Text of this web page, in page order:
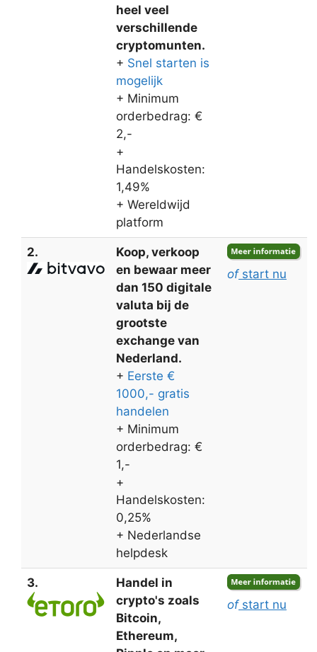
heel veel
verschillende
cryptomunten.
+ Snel starten is
mogelijk
+ Minimum
orderbedrag: €
2,-
+
Handelskosten:
1,49%
+ Wereldwijd
platform
2.
Koop, verkoop
en bewaar meer
dan 150 digitale
valuta bij de
grootste
exchange van
Nederland.
+ Eerste €
1000,- gratis
handelen
+ Minimum
orderbedrag: €
1,-
+
Handelskosten:
0,25%
+ Nederlandse
helpdesk
ofstart nu
3.
Handel in
crypto's zoals
Bitcoin,
Ethereum,
ofstart nu